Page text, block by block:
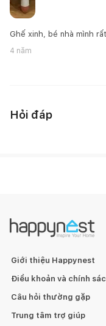
Ghế xinh, bé nhà mình
4 năm
Hỏi đáp
Giới thiệu Happynest
Điều khoản và chính
Câu hỏi thường gặp
Trung tâm trợ giúp